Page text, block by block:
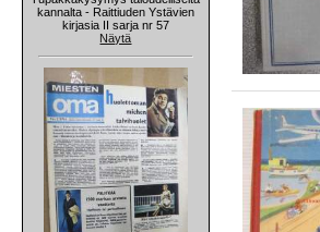
kannalta - Raittiuden Ystävien
kirjasia II sarja nr 57
Näytä